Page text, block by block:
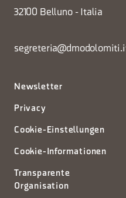
32100 Belluno - Italia
Newsletter
Privacy
Cookie-Einstellungen
Cookie-Informationen
Transparente
Organisation